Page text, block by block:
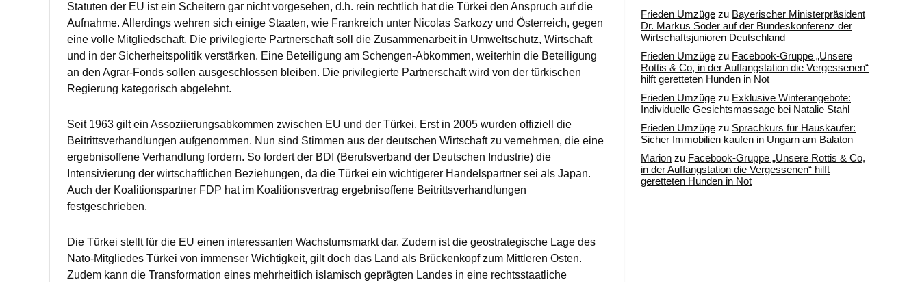
Statuten der EU ist ein Scheitern gar nicht vorgesehen, d.h. rein rechtlich hat die Türkei den Anspruch auf die
Aufnahme. Allerdings wehren sich einige Staaten, wie Frankreich unter Nicolas Sarkozy und Österreich, gegen
eine volle Mitgliedschaft. Die privilegierte Partnerschaft soll die Zusammenarbeit in Umweltschutz, Wirtschaft
und in der Sicherheitspolitik verstärken. Eine Beteiligung am Schengen-Abkommen, weiterhin die Beteiligung
an den Agrar-Fonds sollen ausgeschlossen bleiben. Die privilegierte Partnerschaft wird von der türkischen
Regierung kategorisch abgelehnt.
Seit 1963 gilt ein Assoziierungsabkommen zwischen EU und der Türkei. Erst in 2005 wurden offiziell die
Beitrittsverhandlungen aufgenommen. Nun sind Stimmen aus der deutschen Wirtschaft zu vernehmen, die eine
ergebnisoffene Verhandlung fordern. So fordert der BDI (Berufsverband der Deutschen Industrie) die
Intensivierung der wirtschaftlichen Beziehungen, da die Türkei ein wichtigerer Handelspartner sei als Japan.
Auch der Koalitionspartner FDP hat im Koalitionsvertrag ergebnisoffene Beitrittsverhandlungen
festgeschrieben.
Die Türkei stellt für die EU einen interessanten Wachstumsmarkt dar. Zudem ist die geostrategische Lage des
Nato-Mitgliedes Türkei von immenser Wichtigkeit, gilt doch das Land als Brückenkopf zum Mittleren Osten.
Zudem kann die Transformation eines mehrheitlich islamisch geprägten Landes in eine rechtsstaatliche
Frieden Umzüge zu Bayerischer Ministerpräsident
Dr. Markus Söder auf der Bundeskonferenz der
Wirtschaftsjunioren Deutschland
Frieden Umzüge zu Facebook-Gruppe „Unsere
Rottis & Co, in der Auffangstation die Vergessenen“
hilft geretteten Hunden in Not
Frieden Umzüge zu Exklusive Winterangebote:
Individuelle Gesichtsmassage bei Natalie Stahl
Frieden Umzüge zu Sprachkurs für Hauskäufer:
Sicher Immobilien kaufen in Ungarn am Balaton
Marion zu Facebook-Gruppe „Unsere Rottis & Co,
in der Auffangstation die Vergessenen“ hilft
geretteten Hunden in Not